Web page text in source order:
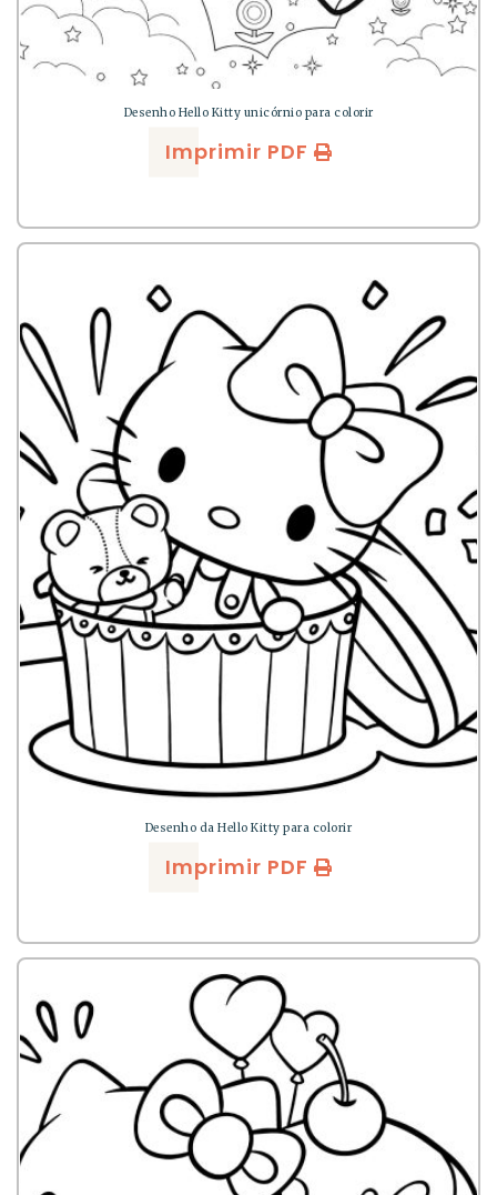
Desenho Hello Kitty unicórnio para colorir
Imprimir PDF
Desenho da Hello Kitty para colorir
Imprimir PDF